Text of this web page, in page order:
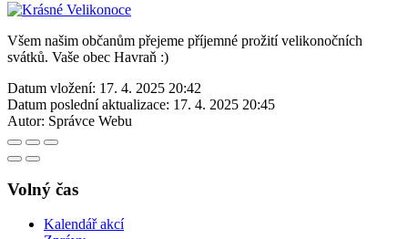
Všem našim občanům přejeme příjemné prožití velikonočních
svátků. Vaše obec Havraň :)
Datum vložení: 17. 4. 2025 20:42
Datum poslední aktualizace: 17. 4. 2025 20:45
Autor: Správce Webu
Volný čas
Kalendář akcí